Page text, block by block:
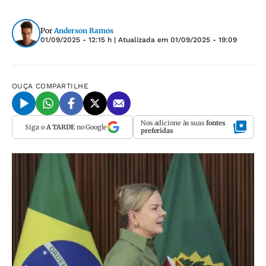
Por Anderson Ramos
01/09/2025 - 12:15 h | Atualizada em 01/09/2025 - 19:09
OUÇA COMPARTILHE
Siga o A TARDEno Google Nos adicione às suas fontes
preferidas